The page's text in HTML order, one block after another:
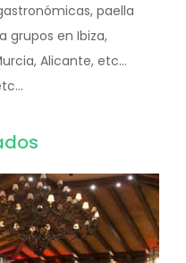
paella
grupos en Ibiza,
Alicante, etc...